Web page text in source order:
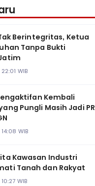
Berintegritas, Ketua
Tanpa Bukti
WIB
Kembali
Pungli Masih Jadi PR
WIB
Kawasan Industri
Tanah dan Rakyat
WIB